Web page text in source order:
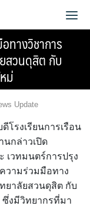
ทางวิชาการ
สวนดุสิต กับ
ม่
Update
โรงเรียนการเรือน
นกล่าวเปิด
เวทมนตร์การปรุง
วามร่วมมือทาง
ยาลัยสวนดุสิต กับ
งมีวิทยากรที่มา